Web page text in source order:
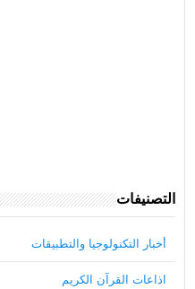
التصنيفات
أخبار التكنولوجيا والتطبيقات
اذاعات القرآن الكريم